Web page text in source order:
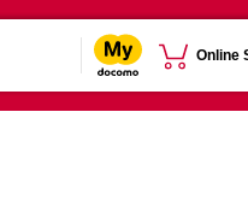
Online